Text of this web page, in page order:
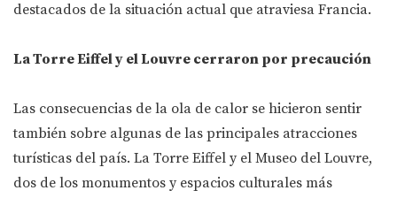
destacados de la situación actual que atraviesa Francia.
La Torre Eiffel y el Louvre cerraron por precaución
Las consecuencias de la ola de calor se hicieron sentir
también sobre algunas de las principales atracciones
turísticas del país. La Torre Eiffel y el Museo del Louvre,
dos de los monumentos y espacios culturales más